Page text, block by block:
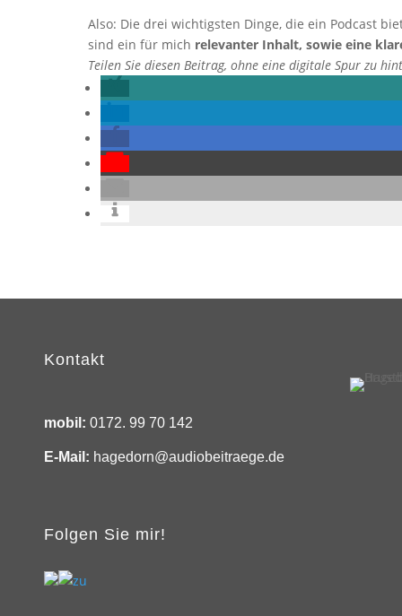
Also: Die drei wichtigsten Dinge, die ein Podcast
sind ein für mich relevanter Inhalt, sowie eine
Teilen Sie diesen Beitrag, ohne eine digitale Spur zu
Kontakt
mobil: 0172. 99 70 142
E-Mail: hagedorn@audiobeitraege.de
Folgen Sie mir!